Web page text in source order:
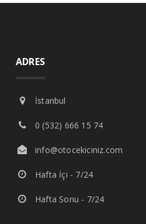
ADRES
İstanbul
0 (532) 666 15 74
info@otocekiciniz.com
Hafta İçi - 7/24
Hafta Sonu - 7/24